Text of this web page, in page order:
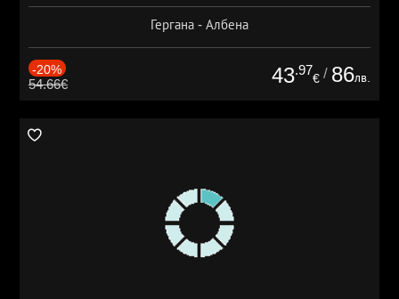
Гергана - Албена
-20%
54.66€ 43.97
€ / 86лв.